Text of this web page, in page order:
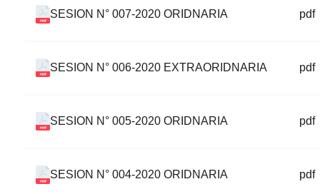
SESION N° 007-2020 ORIDNARIA pdf
SESION N° 006-2020 EXTRAORIDNARIA pdf
SESION N° 005-2020 ORIDNARIA pdf
SESION N° 004-2020 ORIDNARIA pdf